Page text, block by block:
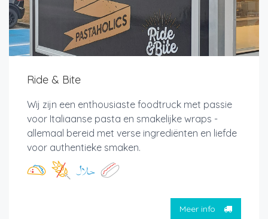
Ride & Bite
Wij zijn een enthousiaste foodtruck met passie
voor Italiaanse pasta en smakelijke wraps -
allemaal bereid met verse ingrediënten en liefde
voor authentieke smaken.
Meer info